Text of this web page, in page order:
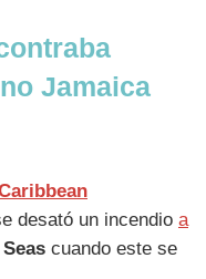
Jamaica
desató un incendio a
cuando este se